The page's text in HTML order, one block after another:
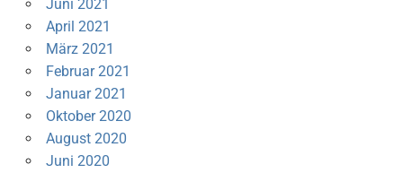
Juni 2021
April 2021
März 2021
Februar 2021
Januar 2021
Oktober 2020
August 2020
Juni 2020